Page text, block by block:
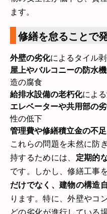
ます。
修繕を怠ることで
外壁の劣化によるタイル
屋上やバルコニーの防水
造の腐食
給排水設備の老朽化によ
エレベーターや共用部の
性の低下
管理費や修繕積立金の不足
これらの問題を未然に防
持するためには、 定期的
です。しかし、修繕工事
だけでなく、建物の構造
ります。特に、外壁やコ
どの劣化が進行している